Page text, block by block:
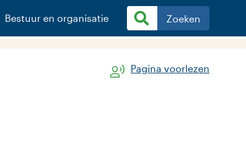
Bestuur en organisatie Zoeken
Pagina voorlezen